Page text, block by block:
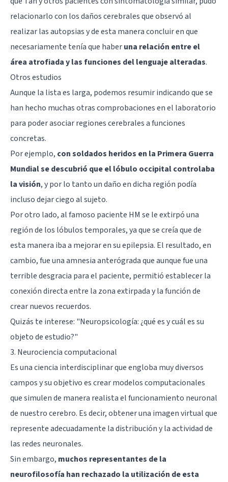
relacionarlo con los daños cerebrales que observó al
realizar las autopsias y de esta manera concluir en que
necesariamente tenía que haberuna relación entre el
área atrofiada y las funciones del lenguaje alteradas.
Otros estudios
Aunque la lista es larga, podemos resumir indicando que se
han hecho muchas otras comprobaciones en el laboratorio
para poder asociar regiones cerebrales a funciones
concretas.
Por ejemplo, con soldados heridos en la Primera Guerra
Mundial se descubrió que el lóbulo occipital controlaba
la visión, y por lo tanto un daño en dicha región podía
incluso dejar ciego al sujeto.
Por otro lado, al famoso paciente HM se le extirpó una
región de los lóbulos temporales, ya que se creía que de
esta manera iba a mejorar en su epilepsia. El resultado, en
cambio, fue una amnesia anterógrada que aunque fue una
terrible desgracia para el paciente, permitió establecer la
conexión directa entre la zona extirpada y la función de
crear nuevos recuerdos.
Quizás te interese: "Neuropsicología: ¿qué es y cuál es su
objeto de estudio?"
3. Neurociencia computacional
Es una ciencia interdisciplinar que engloba muy diversos
campos y su objetivo es crear modelos computacionales
que simulen de manera realista el funcionamiento neuronal
de nuestro cerebro. Es decir, obtener una imagen virtual que
represente adecuadamente la distribución y la actividad de
las redes neuronales.
Sin embargo, muchos representantes de la
neurofilosofía han rechazado la utilización de esta